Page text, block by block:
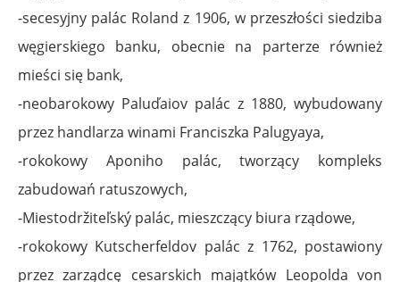
-secesyjny palác Roland z 1906, w przeszłości siedziba
węgierskiego banku, obecnie na parterze również
mieści się bank,
-neobarokowy Paluďaiov palác z 1880, wybudowany
przez handlarza winami Franciszka Palugyaya,
-rokokowy Aponiho palác, tworzący kompleks
zabudowań ratuszowych,
-Miestodržiteľský palác, mieszczący biura rządowe,
-rokokowy Kutscherfeldov palác z 1762, postawiony
przez zarządcę cesarskich majątków Leopolda von